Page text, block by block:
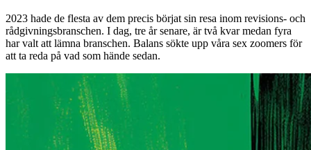
2023 hade de flesta av dem precis börjat sin resa inom revisions- och
rådgivningsbranschen. I dag, tre år senare, är två kvar medan fyra
har valt att lämna branschen. Balans sökte upp våra sex zoomers för
att ta reda på vad som hände sedan.